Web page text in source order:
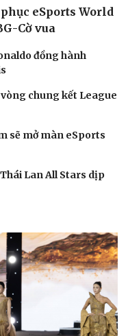
Việt
eSports World
Cờ vua
đồng hành
chung kết League
sẽ mở màn eSports
Lan All Stars dịp